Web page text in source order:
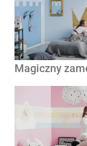
Magiczny